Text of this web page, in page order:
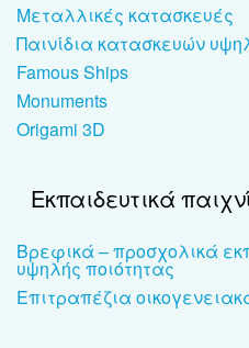
Μεταλλικές κατασκευές
Παινίδια κατασκευών
Famous Ships
Monuments
Origami 3D
Εκπαιδευτικά
Βρεφικά – προσχολικά
υψηλής ποιότητας
Επιτραπέζια